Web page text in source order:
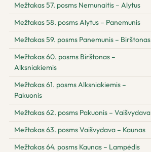
Mežtakas 57. posms Nemunaitis – Alytus
Mežtakas 58. posms Alytus – Panemunis
Mežtakas 59. posms Panemunis – Birštonas
Mežtakas 60. posms Birštonas –
Alksniakiemis
Mežtakas 61. posms Alksniakiemis –
Pakuonis
Mežtakas 62. posms Pakuonis – Vaišvydava
Mežtakas 63. posms Vaišvydava – Kaunas
Mežtakas 64. posms Kaunas – Lampėdis